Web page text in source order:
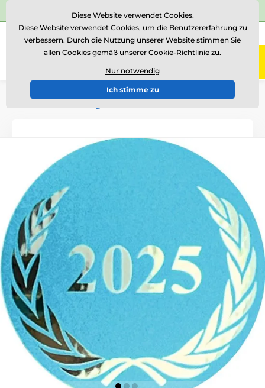
⭐Siehe 504 verifizierte Bewertungen auf
Rufen Sie uns an (Mo-Fr 15-18) +43 676 361 37 22
0
Einführung
Logotypen und Embleme
Diese Website verwendet Cookies.
Diese Website verwendet Cookies, um die Benutzererfahrung zu
verbessern. Durch die Nutzung unserer Website stimmen Sie
allen Cookies gemäß unserer Cookie-Richtlinie zu.
Nur notwendig
Ich stimme zu